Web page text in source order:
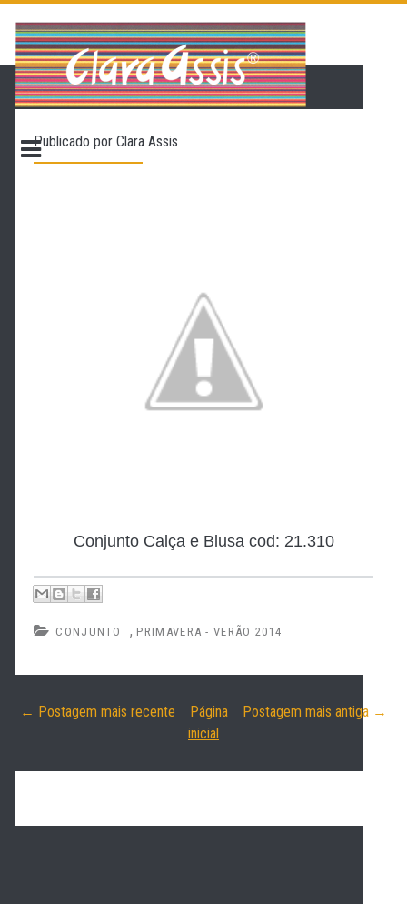
PÁGINA INICIAL
LOJA VIRTUAL
CONTATO
Publicado porClara Assis
Conjunto Calça e Blusa cod: 21.310
CONJUNTO , PRIMAVERA - VERÃO 2014
← Postagem mais recente Postagem mais antiga →
Página
inicial